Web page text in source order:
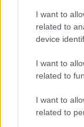
I want to
related to
device
I want to
related to
I want to
related to
με τη μουσική
Scarlatti
περνώντας
των
Μερικά από τα